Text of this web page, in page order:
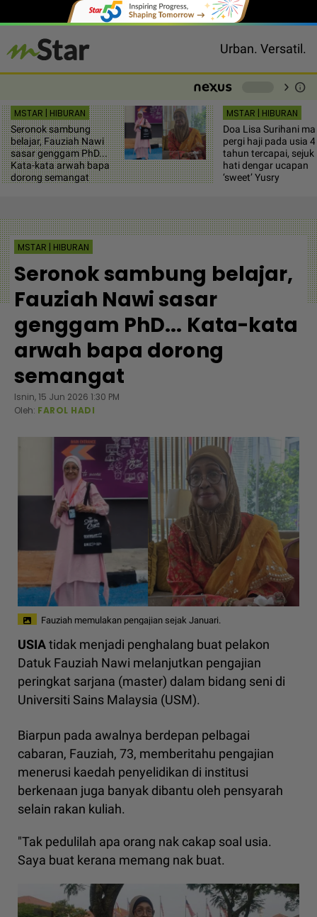
Urban. Versatil.
chevron_right info
MSTAR | HIBURAN
Seronok sambung
belajar, Fauziah Nawi
sasar genggam PhD...
Kata-kata arwah bapa
dorong semangat
MSTAR | HIBURAN
Doa Lisa Surihani
pergi haji pada usia
tahun tercapai, sejuk
hati dengar ucapan
‘sweet’ Yusry
MSTAR | HIBURAN
Seronok sambung belajar,
Fauziah Nawi sasar
genggam PhD... Kata-kata
arwah bapa dorong
semangat
Isnin, 15 Jun 2026 1:30 PM
Oleh: FAROL HADI
Fauziah memulakan pengajian sejak Januari.
USIAtidak menjadi penghalang buat pelakon
Datuk Fauziah Nawi melanjutkan pengajian
peringkat sarjana (master) dalam bidang seni di
Universiti Sains Malaysia (USM).
Biarpun pada awalnya berdepan pelbagai
cabaran, Fauziah, 73, memberitahu pengajian
menerusi kaedah penyelidikan di institusi
berkenaan juga banyak dibantu oleh pensyarah
selain rakan kuliah.
"Tak pedulilah apa orang nak cakap soal usia.
Saya buat kerana memang nak buat.